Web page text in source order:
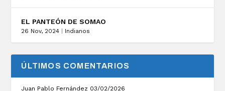
EL PANTEÓN DE SOMAO
26 Nov, 2024 Indianos
ÚLTIMOS COMENTARIOS
Juan Pablo Fernández 03/02/2026